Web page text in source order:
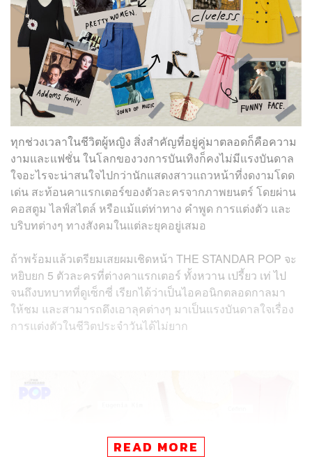
ทุกช่วงเวลาในชีวิตผู้หญิง สิ่งสำคัญที่อยู่คู่มาตลอดก็คือความ
งามและแฟชั่น ในโลกของวงการบันเทิงก็คงไม่มีแรงบันดาล
ใจอะไรจะน่าสนใจไปกว่านักแสดงสาวแถวหน้าที่งดงามโดด
เด่น สะท้อนคาแรกเตอร์ของตัวละครจากภาพยนตร์ โดยผ่าน
คอสตูม ไลฟ์สไตล์ หรือแม้แต่ท่าทาง คำพูด การแต่งตัว และ
บริบทต่างๆ ทางสังคมในแต่ละยุคอยู่เสมอ
ถ้าพร้อมแล้วเตรียมเสยผมเชิดหน้า THE STANDAR POP จะ
หยิบยก 5 ตัวละครที่ต่างคาแรกเตอร์ ทั้งหวาน เปรี้ยว เท่ ไป
จนถึงบทบาทที่ดูเซ็กซี่ เรียกได้ว่าเป็นไอคอนิกตลอดกาลมา
ให้ชม และสามารถดึงเอาลุคต่างๆ มาเป็นแรงบันดาลใจเรื่อง
การแต่งตัวในชีวิตประจำวันได้ไม่ยาก
READ MORE